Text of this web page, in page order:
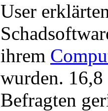
User
ihrem
wurden. 16,8
Befragten